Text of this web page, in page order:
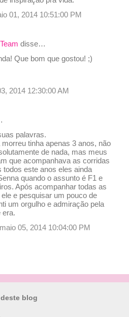
01, 2014 10:51:00 PM
disse…
Que bom que gostou! ;)
2014 12:30:00 AM
palavras.
tinha apenas 3 anos, não
de nada, mas meus
que acompanhava as corridas
todos este anos eles ainda
quando o assunto é F1 e
Após acompanhar todas as
e pesquisar um pouco de
um orgulho e admiração pela
era.
05, 2014 10:04:00 PM
blog